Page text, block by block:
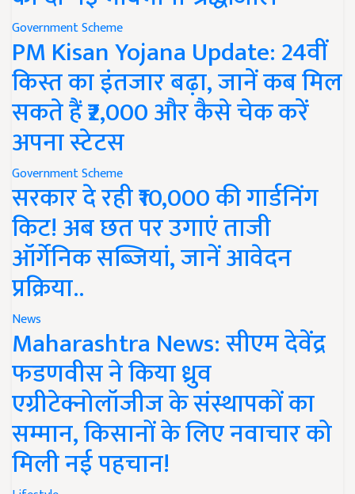
Government Scheme
PM Kisan Yojana Update: 24वीं
किस्त का इंतजार बढ़ा, जानें कब मिल
सकते हैं ₹2,000 और कैसे चेक करें
अपना स्टेटस
Government Scheme
सरकार दे रही ₹10,000 की गार्डनिंग
किट! अब छत पर उगाएं ताजी
ऑर्गेनिक सब्जियां, जानें आवेदन
प्रक्रिया..
News
Maharashtra News: सीएम देवेंद्र
फडणवीस ने किया ध्रुव
एग्रीटेक्नोलॉजीज के संस्थापकों का
सम्मान, किसानों के लिए नवाचार को
मिली नई पहचान!